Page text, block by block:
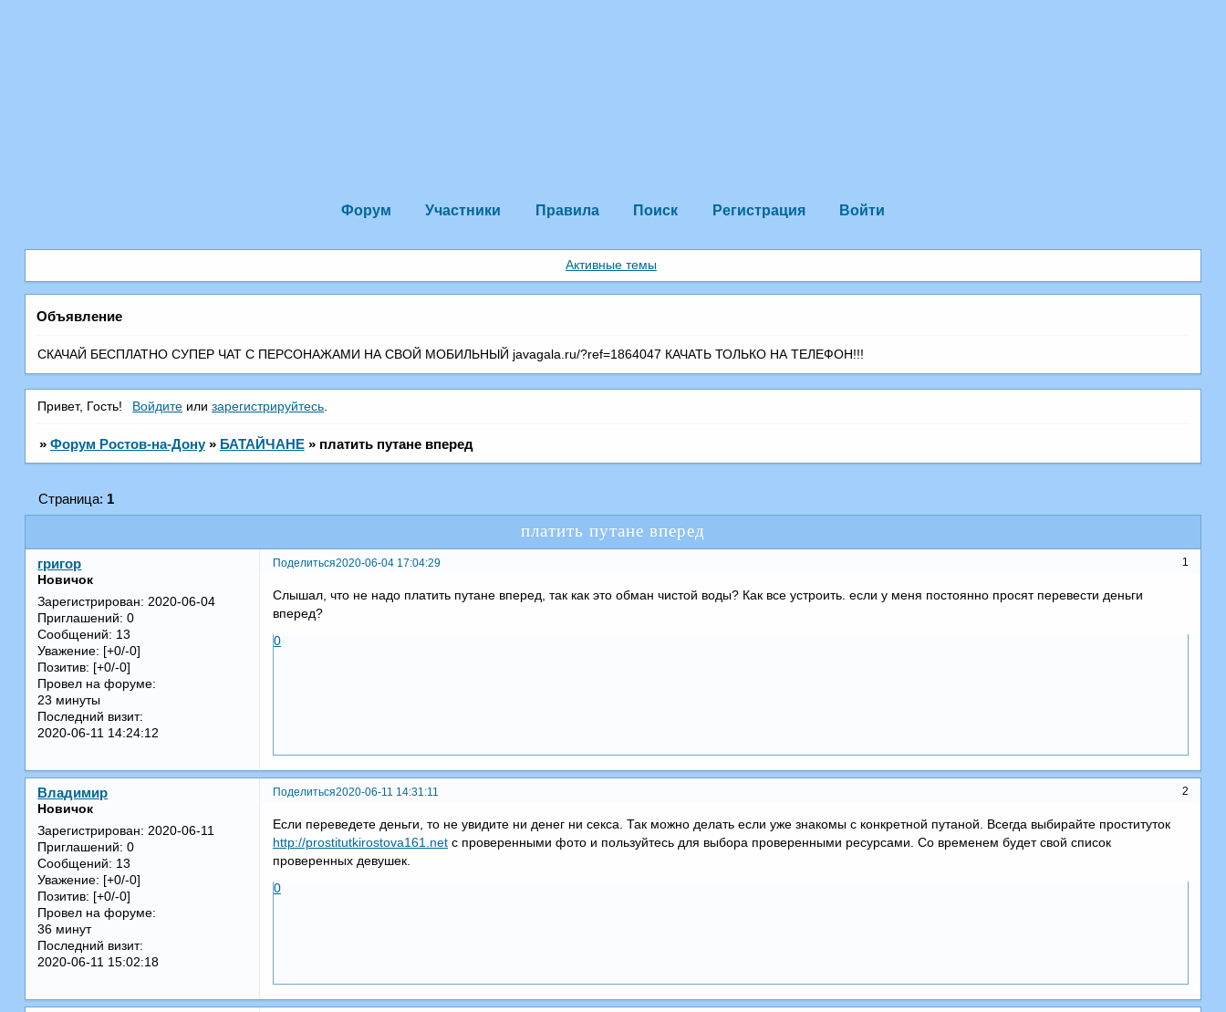
Форум Участники Правила Поиск Регистрация Войти
Активные темы
Объявление
СКАЧАЙ БЕСПЛАТНО СУПЕР ЧАТ С ПEРСОНАЖАМИ НА СВОЙ МОБИЛЬНЫЙ javagala.ru/?ref=1864047 КАЧАТЬ ТОЛЬКО НА ТЕЛЕФОН!!!
Привет, Гость! Войдите илизарегистрируйтесь
» Форум Ростов-на-Дону » БАТАЙЧАНЕ » платить путане вперед
платить путане вперед
Страница: 1
Поделиться 1
2020-06-04 17:04:29
григор
Новичок
Зарегистрирован: 2020-06-04
Приглашений: 0
Сообщений: 13
Уважение: [+0/-0]
Позитив: [+0/-0]
Провел на форуме:
23 минуты
Последний визит:
2020-06-11 14:24:12
Слышал, что не надо платить путане вперед, так как это обман чистой воды? Как все устроить. если у меня постоянно просят перевести деньги
вперед?
0
Поделиться 2
2020-06-11 14:31:11
Владимир
Новичок
Зарегистрирован: 2020-06-11
Приглашений: 0
Сообщений: 13
Уважение: [+0/-0]
Позитив: [+0/-0]
Провел на форуме:
36 минут
Последний визит:
2020-06-11 15:02:18
Если переведете деньги, то не увидите ни денег ни секса. Так можно делать если уже знакомы с конкретной путаной. Всегда выбирайте проституток
http://prostitutkirostova161.netс проверенными фото и пользуйтесь для выбора проверенными ресурсами. Со временем будет свой список
проверенных девушек.
0